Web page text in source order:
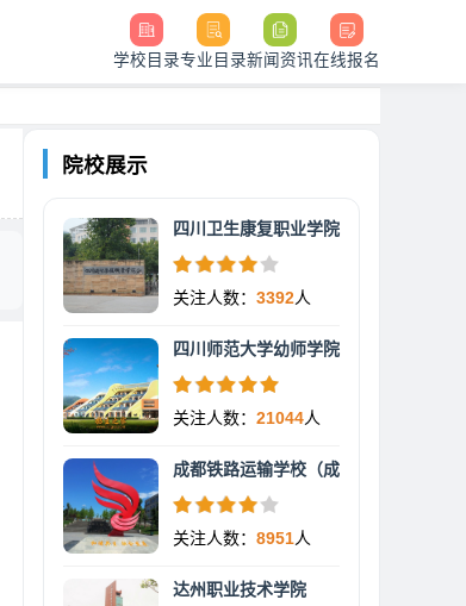
学校目录专业目录新闻资讯在线报名
院校展示
四川卫生康复职业学院
关注人数： 3392人
四川师范大学幼师学院
关注人数： 21044人
成都铁路运输学校（成
关注人数： 8951人
达州职业技术学院